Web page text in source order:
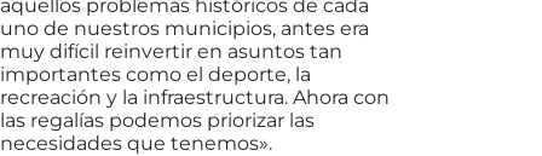
aquellos problemas históricos de cada
uno de nuestros municipios, antes era
muy difícil reinvertir en asuntos tan
importantes como el deporte, la
recreación y la infraestructura. Ahora con
las regalías podemos priorizar las
necesidades que tenemos».